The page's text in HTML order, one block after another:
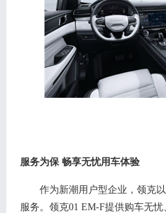
服务为保 畅享无忧用车体验
作为新潮用户型企业，领克
服务。 领克01 EM-F提供购车无忧